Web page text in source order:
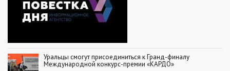
Уральцы смогут присоединиться к Гранд-финалу
Международной конкурс-премии «КАРДО»